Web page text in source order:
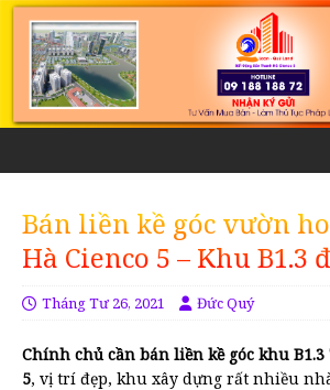
Bán liền kề góc vườn
Hà Cienco 5 – Khu B1.3
Tháng Tư 26, 2021 Đức Quý
Chính chủ cần bán liền kề góc khu
5, vị trí đẹp, khu xây dựng rất nhiều